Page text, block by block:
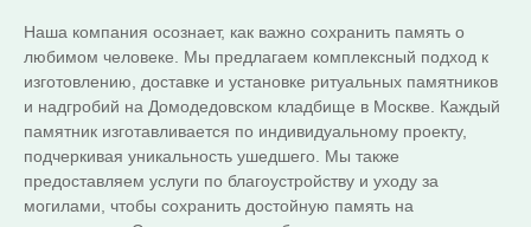
Наша компания осознает, как важно сохранить память о
любимом человеке. Мы предлагаем комплексный подход к
изготовлению, доставке и установке ритуальных памятников
и надгробий на Домодедовском кладбище в Москве. Каждый
памятник изготавливается по индивидуальному проекту,
подчеркивая уникальность ушедшего. Мы также
предоставляем услуги по благоустройству и уходу за
могилами, чтобы сохранить достойную память на